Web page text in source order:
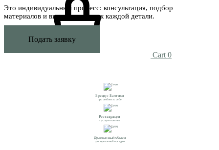
Cart 0
Это индивидуальный процесс: консультация, подбор
материалов и внимание швеи к каждой детали.
Подать заявку
Бренд с Балтики
про любовь к себе
Реставрация
и услуги пошива
Деликатный обмен
для идеальной посадки